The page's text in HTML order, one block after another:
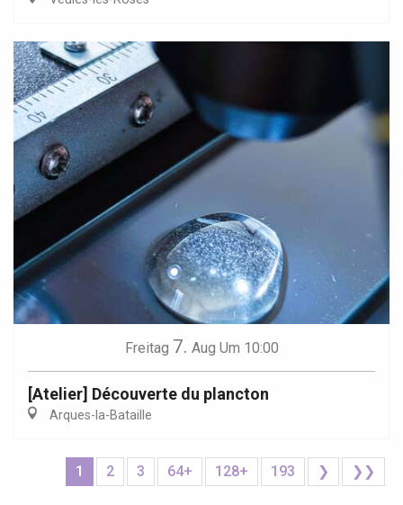
Freitag 7. Aug Um 10:00
[Atelier] Découverte du plancton
Arques-la-Bataille
1 2 3 64+ 128+ 193 ❯ ❯❯